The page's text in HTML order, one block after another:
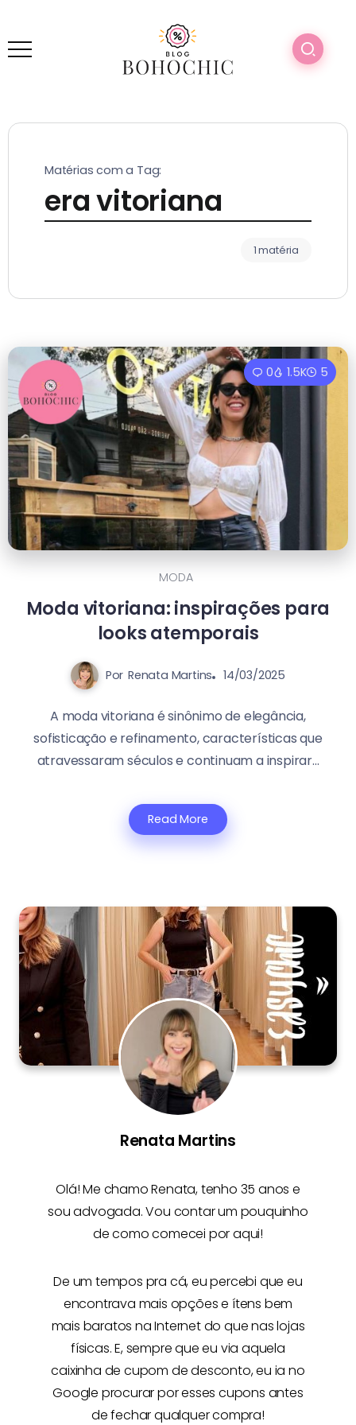
Matérias com a Tag:
era vitoriana
1 matéria
0 1.5K 5
MODA
Moda vitoriana: inspirações para
looks atemporais
Por Renata Martins 14/03/2025
A moda vitoriana é sinônimo de elegância,
sofisticação e refinamento, características que
atravessaram séculos e continuam a inspirar...
Read More
Renata Martins
Olá! Me chamoRenata, tenho 35 anos e
sou advogada. Vou contar um pouquinho
de como comecei por aqui!
De um tempos pra cá, eu percebi que eu
encontrava mais opções e ítens bem
mais baratos na Internetdo que nas lojas
físicas. E, sempre que eu via aquela
caixinha de cupom de desconto, eu ia no
Google procurar por esses cupons antes
de fechar qualquer compra!